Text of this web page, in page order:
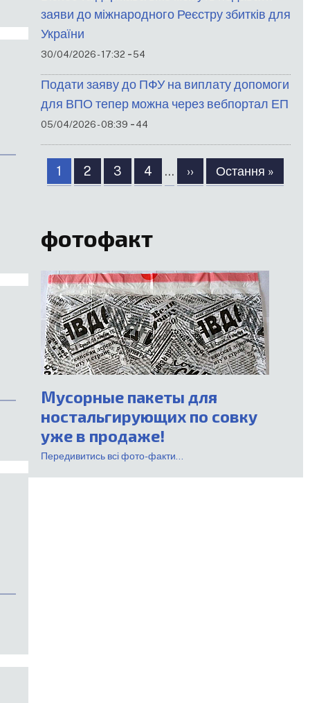
заяви до міжнародного Реєстру збитків для
України
30/04/2026 - 17:32 -54
Подати заяву до ПФУ на виплату допомоги
для ВПО тепер можна через вебпортал ЕП
05/04/2026 - 08:39 -44
Розбивка
наСторінка
1 Сторінка
2 Сторінка
3 Сторінка
4 …
Наступна
сторінка
››
Остання
сторінка
Остання »
фотофакт
Мусорные пакеты для
ностальгирующих по совку
уже в продаже!
Передивитись всі фото-факти...